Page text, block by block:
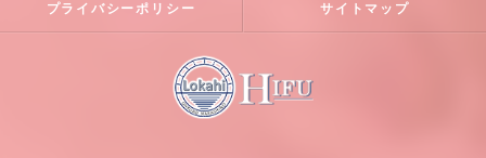
プライバシーポリシー サイトマップ